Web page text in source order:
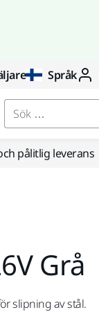
Språk
Sök …
pålitlig leverans
Grå
slipning av stål.